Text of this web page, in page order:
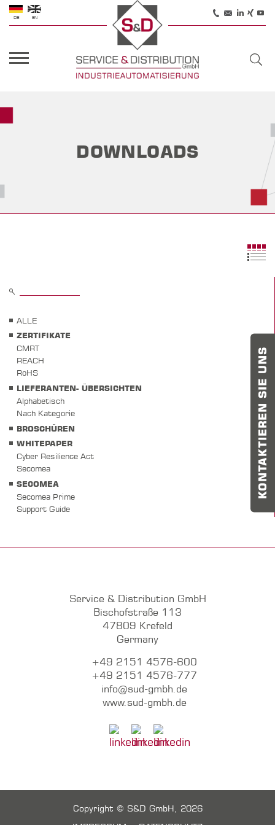
DE EN
DOWNLOADS
ALLE
ZERTIFIKATE
CMRT
REACH
RoHS
LIEFERANTEN- ÜBERSICHTEN
Alphabetisch
Nach Kategorie
BROSCHÜREN
WHITEPAPER
Cyber Resilience Act
Secomea
SECOMEA
Secomea Prime
Support Guide
Service & Distribution GmbH
Bischofstraße 113
47809 Krefeld
Germany
+49 2151 4576-600
+49 2151 4576-777
info@sud-gmbh.de
www.sud-gmbh.de
Copyright © S&D GmbH, 2026
KONTAKTIEREN SIE UNS